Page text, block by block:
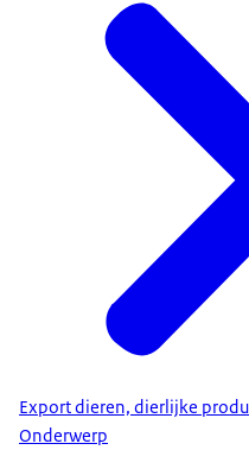
Export dieren, dierlijke
Onderwerp